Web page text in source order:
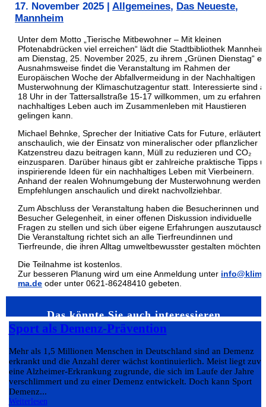
17. November 2025 Allgemeines, Das Neueste,
Mannheim
Unter dem Motto „Tierische Mitbewohner – Mit kleinen
Pfotenabdrücken viel erreichen“ lädt die Stadtbibliothek
am Dienstag, 25. November 2025, zu ihrem „Grünen Dienstag“
Ausnahmsweise findet die Veranstaltung im Rahmen der
Europäischen Woche der Abfallvermeidung in der Nachhaltigen
Musterwohnung der Klimaschutzagentur statt. Interessierte sind
18 Uhr in der Tattersallstraße 15-17 willkommen, um zu erfahren,
nachhaltiges Leben auch im Zusammenleben mit Haustieren
gelingen kann.
Michael Behnke, Sprecher der Initiative Cats for Future, erläutert
anschaulich, wie der Einsatz von mineralischer oder pflanzlicher
Katzenstreu dazu beitragen kann, Müll zu reduzieren und CO₂
einzusparen. Darüber hinaus gibt er zahlreiche praktische Tipps
inspirierende Ideen für ein nachhaltiges Leben mit Vierbeinern.
Anhand der realen Wohnumgebung der Musterwohnung werden
Empfehlungen anschaulich und direkt nachvollziehbar.
Zum Abschluss der Veranstaltung haben die Besucherinnen und
Besucher Gelegenheit, in einer offenen Diskussion individuelle
Fragen zu stellen und sich über eigene Erfahrungen
Die Veranstaltung richtet sich an alle Tierfreundinnen und
Tierfreunde, die ihren Alltag umweltbewusster gestalten möchten.
Die Teilnahme ist kostenlos.
Zur besseren Planung wird um eine Anmeldung unter
ma.de oder unter 0621-86248410 gebeten.
Das könnte Sie auch interessieren…
Sport als Demenz-Prävention
Mehr als 1,5 Millionen Menschen in Deutschland sind an Demenz
erkrankt und die Anzahl derer wächst kontinuierlich. Meist liegt
eine Alzheimer-Erkrankung zugrunde, die sich im Laufe der Jahre
verschlimmert und zu einer Demenz entwickelt. Doch kann Sport
Demenz...
Weiterlesen